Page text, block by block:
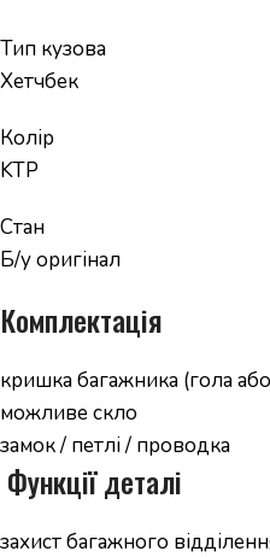
Тип кузова
Хетчбек
Колір
KTP
Стан
Б/у оригінал
Комплектація
кришка багажника (гола
можливе скло
замок / петлі / проводка
️ Функції деталі
захист багажного